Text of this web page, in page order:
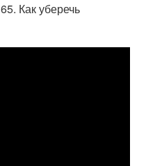
Как уберечь